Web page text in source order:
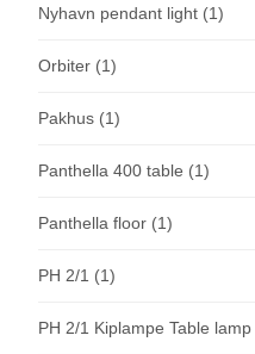
Nyhavn pendant light (1)
Orbiter (1)
Pakhus (1)
Panthella 400 table (1)
Panthella floor (1)
PH 2/1 (1)
PH 2/1 Kiplampe Table lamp